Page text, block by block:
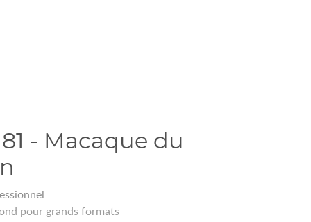
- Macaque du
pour grands formats